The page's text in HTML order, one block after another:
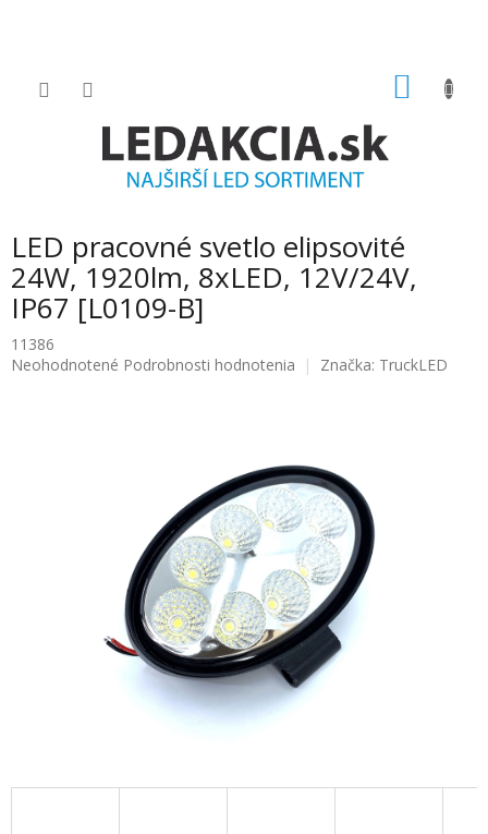
LED pracovné svetlo elipsovité
24W, 1920lm, 8xLED, 12V/24V,
IP67 [L0109-B]
11386
Priemerné
Neohodnotené Podrobnosti hodnotenia Značka: TruckLED